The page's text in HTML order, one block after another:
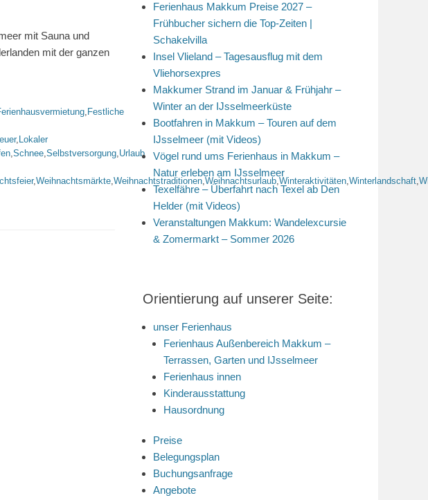
mit Sauna und
mit der ganzen
, Festliche
, Lokaler
,Schnee,Selbstversorgung,Urlaub
,Weihnachtsmärkte,Weihnachtstraditionen,Weihnachtsurlaub,Winteraktivitäten,Winterlandschaft,
Ferienhaus Makkum Preise 2027 –
Frühbucher sichern die Top-Zeiten |
Schakelvilla
Insel Vlieland – Tagesausflug mit dem
Vliehorsexpres
Makkumer Strand im Januar & Frühjahr –
Winter an der IJsselmeerküste
Bootfahren in Makkum – Touren auf dem
IJsselmeer (mit Videos)
Vögel rund ums Ferienhaus in Makkum –
Natur erleben am IJsselmeer
Texelfähre – Überfahrt nach Texel ab Den
Helder (mit Videos)
Veranstaltungen Makkum: Wandelexcursie
& Zomermarkt – Sommer 2026
Orientierung auf unserer Seite:
unser Ferienhaus
Ferienhaus Außenbereich Makkum –
Terrassen, Garten und IJsselmeer
Ferienhaus innen
Kinderausstattung
Hausordnung
Preise
Belegungsplan
Buchungsanfrage
Angebote